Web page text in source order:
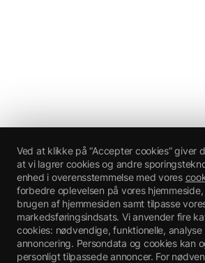
Ved at klikke på “Accepter cookies” giver
at vi lagrer cookies og andre
enhed i overensstemmelse med vores
forbedre oplevelsen på vores
brugen af hjemmesiden samt tilpasse
markedsføringsindsats. Vi anvender fire
cookies: nødvendige, funktionelle, analyse
annoncering. Persondata og cookies kan
personligt tilpassede annoncer. For